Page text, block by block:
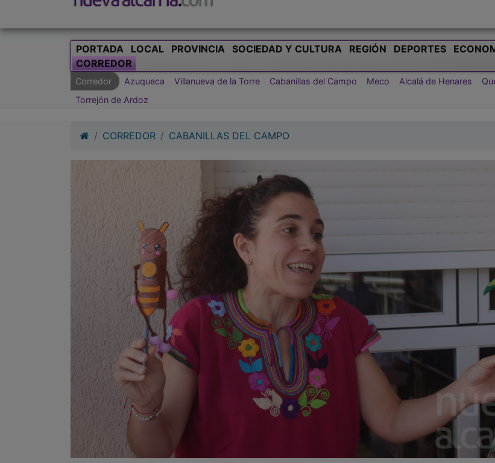
PORTADA LOCAL PROVINCIA SOCIEDAD Y CULTURA REGIÓN DEPORTES
CORREDOR
Corredor Azuqueca Villanueva de la Torre Cabanillas del Campo Meco Alcalá de Henares
Torrejón de Ardoz
CORREDOR CABANILLAS DEL CAMPO